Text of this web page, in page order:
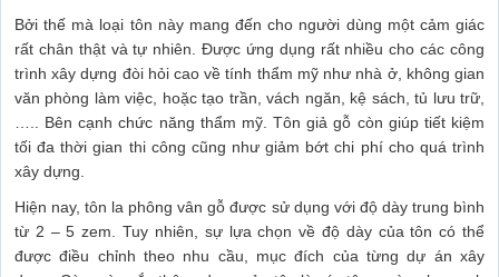
Bởi thế mà loại tôn này mang đến cho người dùng một cảm giác
rất chân thật và tự nhiên. Được ứng dụng rất nhiều cho các công
trình xây dựng đòi hỏi cao về tính thẩm mỹ như nhà ở, không gian
văn phòng làm việc, hoặc tạo trần, vách ngăn, kệ sách, tủ lưu trữ,
….. Bên cạnh chức năng thẩm mỹ. Tôn giả gỗ còn giúp tiết kiệm
tối đa thời gian thi công cũng như giảm bớt chi phí cho quá trình
xây dựng.
Hiện nay, tôn la phông vân gỗ được sử dụng với độ dày trung bình
từ 2 – 5 zem. Tuy nhiên, sự lựa chọn về độ dày của tôn có thể
được điều chỉnh theo nhu cầu, mục đích của từng dự án xây